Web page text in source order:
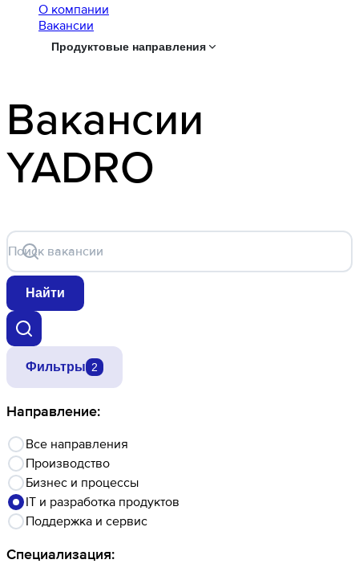
О компании
Вaкансии
Продуктовые направления
Вакансии
YADRO
Поиск вакансии
Найти
Фильтры 2
Направление:
Все направления
Производство
Бизнес и процессы
IT и разработка продуктов
Поддержка и сервис
Специализация: